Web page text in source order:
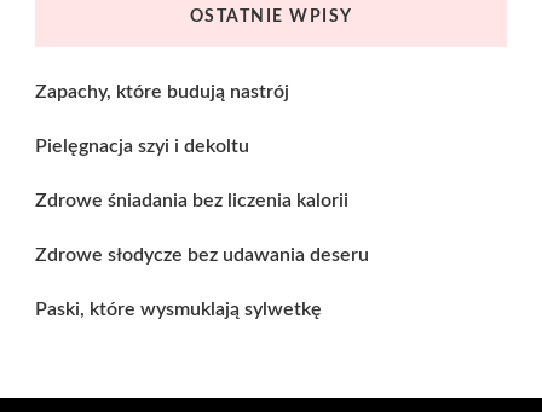
OSTATNIE WPISY
Zapachy, które budują nastrój
Pielęgnacja szyi i dekoltu
Zdrowe śniadania bez liczenia kalorii
Zdrowe słodycze bez udawania deseru
Paski, które wysmuklają sylwetkę